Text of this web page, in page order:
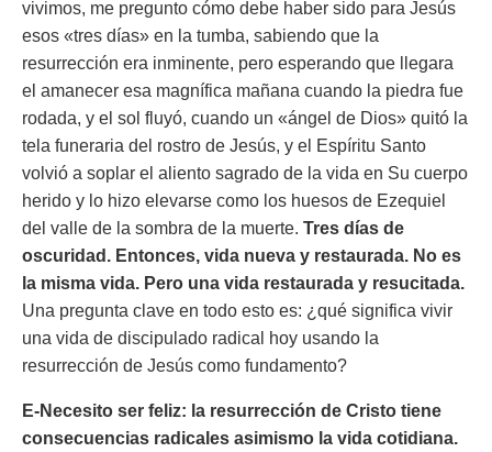
vivimos, me pregunto cómo debe haber sido para Jesús
esos «tres días» en la tumba, sabiendo que la
resurrección era inminente, pero esperando que llegara
el amanecer esa magnífica mañana cuando la piedra fue
rodada, y el sol fluyó, cuando un «ángel de Dios» quitó la
tela funeraria del rostro de Jesús, y el Espíritu Santo
volvió a soplar el aliento sagrado de la vida en Su cuerpo
herido y lo hizo elevarse como los huesos de Ezequiel
del valle de la sombra de la muerte. Tres días de
oscuridad. Entonces, vida nueva y restaurada. No es
la misma vida. Pero una vida restaurada y resucitada.
Una pregunta clave en todo esto es: ¿qué significa vivir
una vida de discipulado radical hoy usando la
resurrección de Jesús como fundamento?
E-Necesito ser feliz: la resurrección de Cristo tiene
consecuencias radicales asimismo la vida cotidiana.